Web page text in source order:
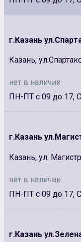
г.Казань
Казань,
нет в наличии
ПН-ПТ с 09 до 17,
г.Казань
Казань, ул.
нет в наличии
ПН-ПТ с 09 до 17,
г.Казань